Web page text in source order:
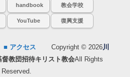
handbook 教会学校
YouTube 復興支援
■ アクセス Copyright © 2026川
教団招待キリスト教会All Rights
Reserved.